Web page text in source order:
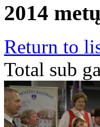
2014
Return to
Total sub